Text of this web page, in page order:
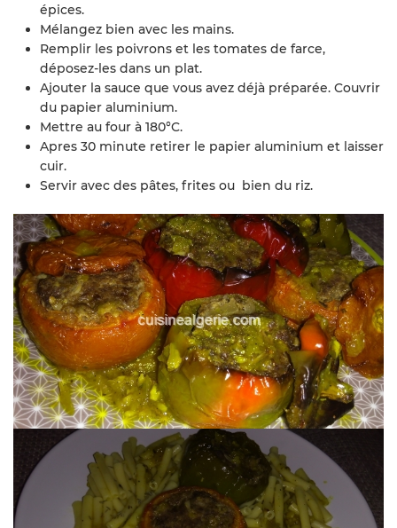
épices.
Mélangez bien avec les mains.
Remplir les poivrons et les tomates de farce,
déposez-les dans un plat.
Ajouter la sauce que vous avez déjà préparée. Couvrir
du papier aluminium.
Mettre au four à 180°C.
Apres 30 minute retirer le papier aluminium et laisser
cuir.
Servir avec des pâtes, frites ou bien du riz.